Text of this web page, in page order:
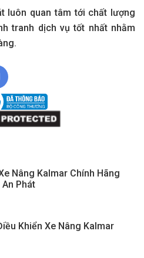
luôn quan tâm tới chất lượng
tranh dịch vụ tốt nhất nhằm
Nâng Kalmar Chính Hãng
Phát
Khiển Xe Nâng Kalmar